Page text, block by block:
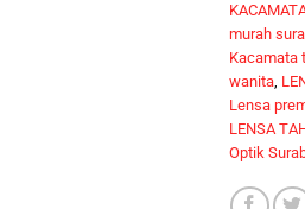
murah
Kacamata
wanita,
Lensa
LENSA
Optik